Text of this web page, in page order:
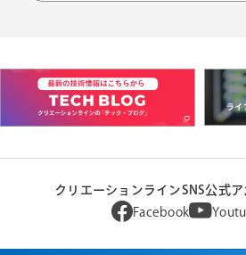
クリエーションラインSNS公式
Facebook